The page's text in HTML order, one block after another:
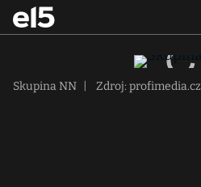
Skupina NN Zdroj: profimedia.cz